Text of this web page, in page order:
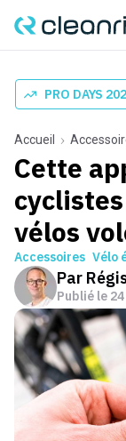
PRO DAYS
Accueil
Cette
vélos
Accessoires Vélo
Par
Publié le